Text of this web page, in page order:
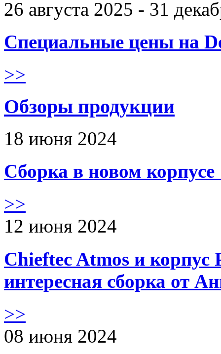
26 августа 2025 - 31
Специальные цены на
>>
Обзоры продукции
18 июня 2024
Сборка в новом
>>
12 июня 2024
Chieftec Atmos и корпус
интересная сборка от
>>
08 июня 2024